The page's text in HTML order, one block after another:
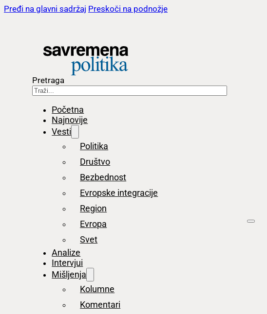
Pređi na glavni sadržaj Preskoči na podnožje
Pretraga
Početna
Najnovije
Vesti
Politika
Društvo
Bezbednost
Evropske integracije
Region
Evropa
Svet
Analize
Intervjui
Mišljenja
Kolumne
Komentari